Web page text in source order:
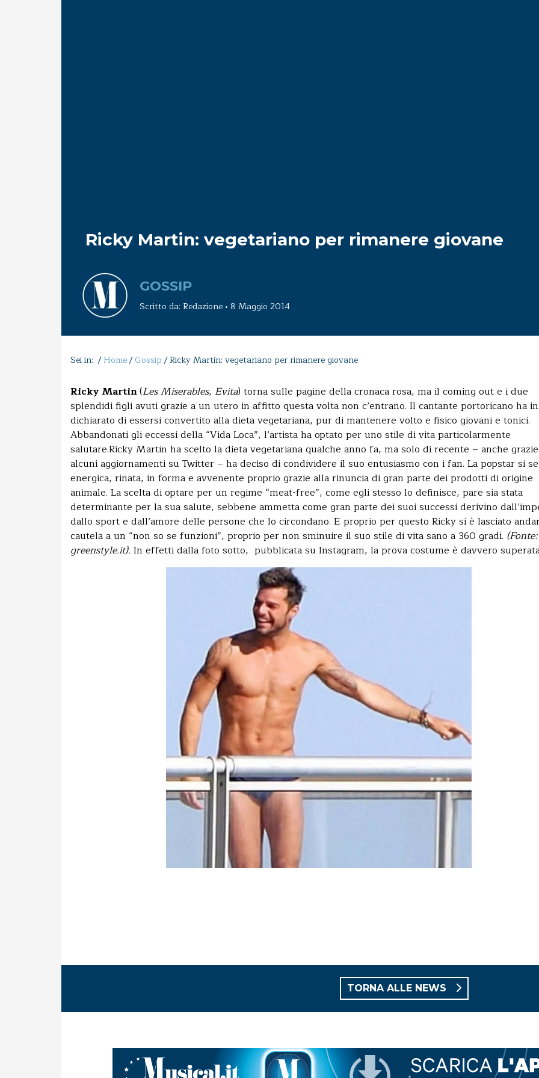
Ricky Martin: vegetariano per rimanere giovane
GOSSIP
Scritto da: Redazione • 8 Maggio 2014
Sei in: /Home/Gossip/Ricky Martin: vegetariano per rimanere giovane
Ricky Martin(Les Miserables, Evita) torna sulle pagine della cronaca rosa, ma il coming out e i due
splendidi figli avuti grazie a un utero in affitto questa volta non c’entrano. Il cantante portoricano ha
dichiarato di essersi convertito alla dieta vegetariana, pur di mantenere volto e fisico giovani e tonici.
Abbandonati gli eccessi della “Vida Loca”, l’artista ha optato per uno stile di vita particolarmente
salutare.Ricky Martin ha scelto la dieta vegetariana qualche anno fa, ma solo di recente – anche
alcuni aggiornamenti su Twitter – ha deciso di condividere il suo entusiasmo con i fan. La popstar si
energica, rinata, in forma e avvenente proprio grazie alla rinuncia di gran parte dei prodotti di origine
animale. La scelta di optare per un regime “meat-free”, come egli stesso lo definisce, pare sia stata
determinante per la sua salute, sebbene ammetta come gran parte dei suoi successi derivino
dallo sport e dall’amore delle persone che lo circondano. E proprio per questo Ricky si è lasciato
cautela a un “non so se funzioni”, proprio per non sminuire il suo stile di vita sano a 360 gradi. (Fonte:
greenstyle.it). In effetti dalla foto sotto, pubblicata su Instagram, la prova costume è davvero
TORNA ALLE NEWS